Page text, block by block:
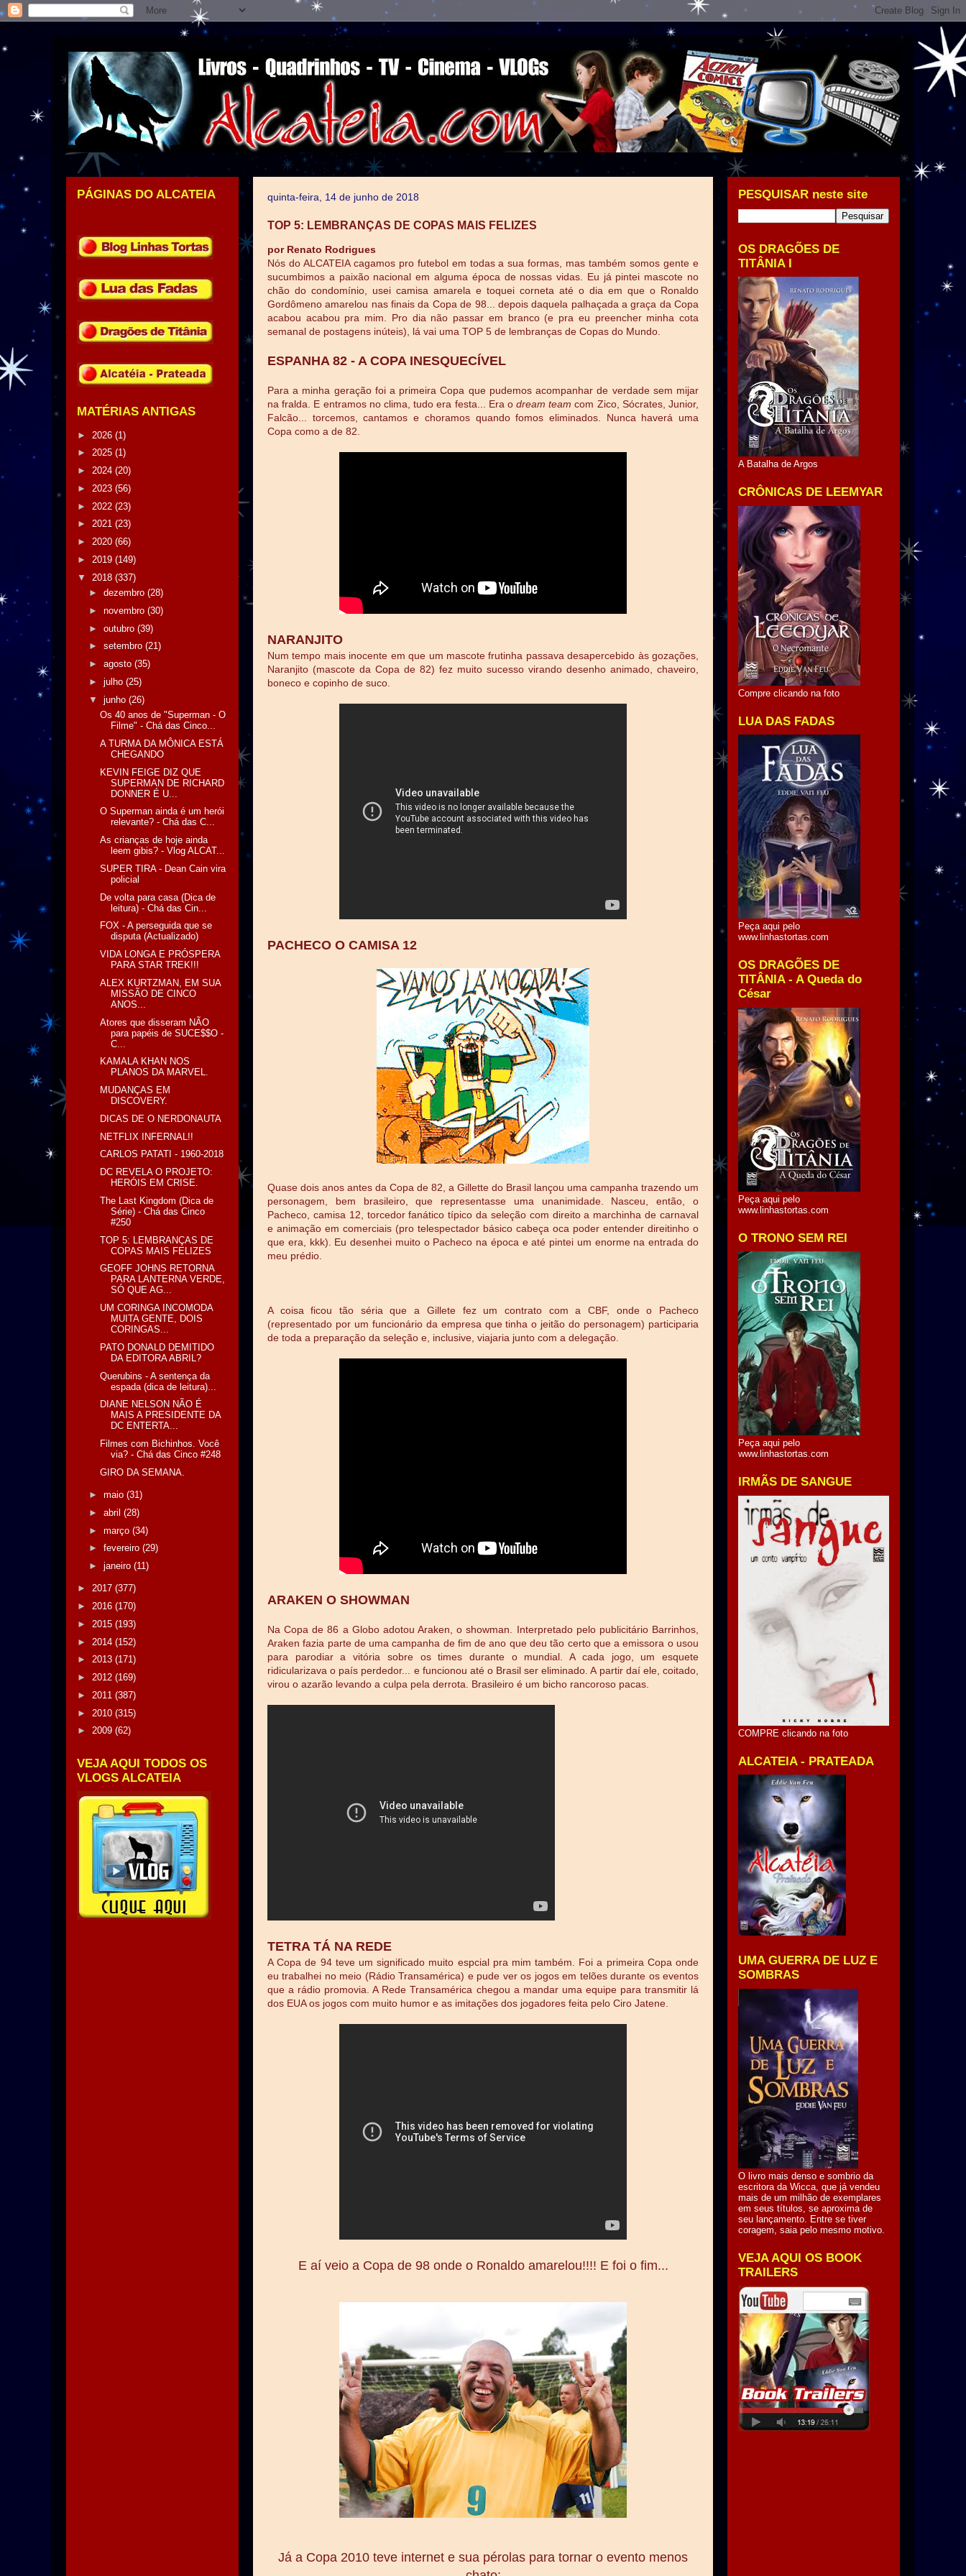
quinta-feira, 14 de junho de 2018
TOP 5: LEMBRANÇAS DE COPAS MAIS FELIZES
por Renato Rodrigues
Nós do ALCATEIA cagamos pro futebol em todas a sua formas, mas também somos gente e
sucumbimos a paixão nacional em alguma época de nossas vidas. Eu já pintei mascote no
chão do condomínio, usei camisa amarela e toquei corneta até o dia em que o Ronaldo
Gordômeno amarelou nas finais da Copa de 98... depois daquela palhaçada a graça da Copa
acabou acabou pra mim. Pro dia não passar em branco (e pra eu preencher minha cota
semanal de postagens inúteis), lá vai uma TOP 5 de lembranças de Copas do Mundo.
ESPANHA 82 - A COPA INESQUECÍVEL
Para a minha geração foi a primeira Copa que pudemos acompanhar de verdade sem mijar
na fralda. E entramos no clima, tudo era festa... Era odream team com Zico, Sócrates, Junior,
Falcão... torcemos, cantamos e choramos quando fomos eliminados. Nunca haverá uma
Copa como a de 82.
NARANJITO
Num tempo mais inocente em que um mascote frutinha passava desapercebido às gozações,
Naranjito (mascote da Copa de 82) fez muito sucesso virando desenho animado, chaveiro,
boneco e copinho de suco.
PACHECO O CAMISA 12
Quase dois anos antes da Copa de 82, a Gillette do Brasil lançou uma campanha trazendo um
personagem, bem brasileiro, que representasse uma unanimidade. Nasceu, então, o
Pacheco, camisa 12, torcedor fanático típico da seleção com direito a marchinha de carnaval
e animação em comerciais (pro telespectador básico cabeça oca poder entender direitinho o
que era, kkk). Eu desenhei muito o Pacheco na época e até pintei um enorme na entrada do
meu prédio.
A coisa ficou tão séria que a Gillete fez um contrato com a CBF, onde o Pacheco
(representado por um funcionário da empresa que tinha o jeitão do personagem) participaria
de toda a preparação da seleção e, inclusive, viajaria junto com a delegação.
ARAKEN O SHOWMAN
Na Copa de 86 a Globo adotou Araken, o showman. Interpretado pelo publicitário Barrinhos,
Araken fazia parte de uma campanha de fim de ano que deu tão certo que a emissora o usou
para parodiar a vitória sobre os times durante o mundial. A cada jogo, um esquete
ridicularizava o país perdedor... e funcionou até o Brasil ser eliminado. A partir daí ele, coitado,
virou o azarão levando a culpa pela derrota. Brasileiro é um bicho rancoroso pacas.
TETRA TÁ NA REDE
A Copa de 94 teve um significado muito espcial pra mim também. Foi a primeira Copa onde
eu trabalhei no meio (Rádio Transamérica) e pude ver os jogos em telões durante os eventos
que a rádio promovia. A Rede Transamérica chegou a mandar uma equipe para transmitir lá
dos EUA os jogos com muito humor e as imitações dos jogadores feita pelo Ciro Jatene.
E aí veio a Copa de 98 onde o Ronaldo amarelou!!!! E foi o fim...
Já a Copa 2010 teve internet e sua pérolas para tornar o evento menos
PÁGINAS DO ALCATEIA
MATÉRIAS ANTIGAS
► 2026 (1)
► 2025 (1)
► 2024 (20)
► 2023 (56)
► 2022 (23)
► 2021 (23)
► 2020 (66)
► 2019 (149)
▼ 2018 (337)
► dezembro (28)
► novembro (30)
► outubro (39)
► setembro (21)
► agosto (35)
► julho (25)
▼ junho (26)
Os 40 anos de "Superman - O
Filme" - Chá das Cinco...
A TURMA DA MÔNICA ESTÁ
CHEGANDO
KEVIN FEIGE DIZ QUE
SUPERMAN DE RICHARD
DONNER É U...
O Superman ainda é um herói
relevante? - Chá das C...
As crianças de hoje ainda
leem gibis? - Vlog ALCAT...
SUPER TIRA - Dean Cain vira
policial
De volta para casa (Dica de
leitura) - Chá das Cin...
FOX - A perseguida que se
disputa (Actualizado)
VIDA LONGA E PRÓSPERA
PARA STAR TREK!!!
ALEX KURTZMAN, EM SUA
MISSÃO DE CINCO
ANOS...
Atores que disseram NÃO
para papéis de SUCE$$O -
C...
KAMALA KHAN NOS
PLANOS DA MARVEL.
MUDANÇAS EM
DISCOVERY.
DICAS DE O NERDONAUTA
NETFLIX INFERNAL!!
CARLOS PATATI - 1960-2018
DC REVELA O PROJETO:
HERÓIS EM CRISE.
The Last Kingdom (Dica de
Série) - Chá das Cinco
#250
TOP 5: LEMBRANÇAS DE
COPAS MAIS FELIZES
GEOFF JOHNS RETORNA
PARA LANTERNA VERDE,
SÓ QUE AG...
UM CORINGA INCOMODA
MUITA GENTE, DOIS
CORINGAS...
PATO DONALD DEMITIDO
DA EDITORA ABRIL?
Querubins - A sentença da
espada (dica de leitura)...
DIANE NELSON NÃO É
MAIS A PRESIDENTE DA
DC ENTERTA...
Filmes com Bichinhos. Você
via? - Chá das Cinco #248
GIRO DA SEMANA.
► maio (31)
► abril (28)
► março (34)
► fevereiro (29)
► janeiro (11)
► 2017 (377)
► 2016 (170)
► 2015 (193)
► 2014 (152)
► 2013 (171)
► 2012 (169)
► 2011 (387)
► 2010 (315)
► 2009 (62)
VEJA AQUI TODOS OS
VLOGS ALCATEIA
PESQUISAR neste site
OS DRAGÕES DE
TITÂNIA I
A Batalha de Argos
CRÔNICAS DE LEEMYAR
Compre clicando na foto
LUA DAS FADAS
Peça aqui pelo
www.linhastortas.com
OS DRAGÕES DE
TITÂNIA - A Queda do
César
Peça aqui pelo
www.linhastortas.com
O TRONO SEM REI
Peça aqui pelo
www.linhastortas.com
IRMÃS DE SANGUE
COMPRE clicando na foto
ALCATEIA - PRATEADA
UMA GUERRA DE LUZ E
SOMBRAS
O livro mais denso e sombrio da
escritora da Wicca, que já vendeu
mais de um milhão de exemplares
em seus títulos, se aproxima de
seu lançamento. Entre se tiver
coragem, saia pelo mesmo motivo.
VEJA AQUI OS BOOK
TRAILERS